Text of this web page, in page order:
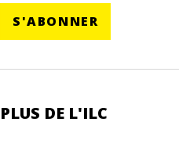
S'ABONNER
PLUS DE L'ILC